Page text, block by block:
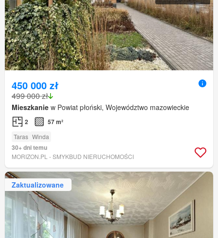
450 000 zł
499 000 zł
Mieszkanie w Powiat płoński, Województwo mazowieckie
2 57 m²
Taras Winda
30+ dni temu
MORIZON.PL - SMYKBUD NIERUCHOMOŚCI
Zaktualizowane